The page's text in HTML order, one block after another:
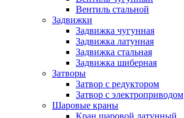
Вентиль стальной
Задвижки
Задвижка чугунная
Задвижка латунная
Задвижка стальная
Задвижка шиберная
Затворы
Затвор с редуктором
Затвор с электроприводом
Шаровые краны
Кран шаровой латунный